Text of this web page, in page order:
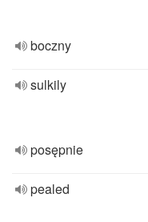
boczny
sulkily
posępnie
pealed